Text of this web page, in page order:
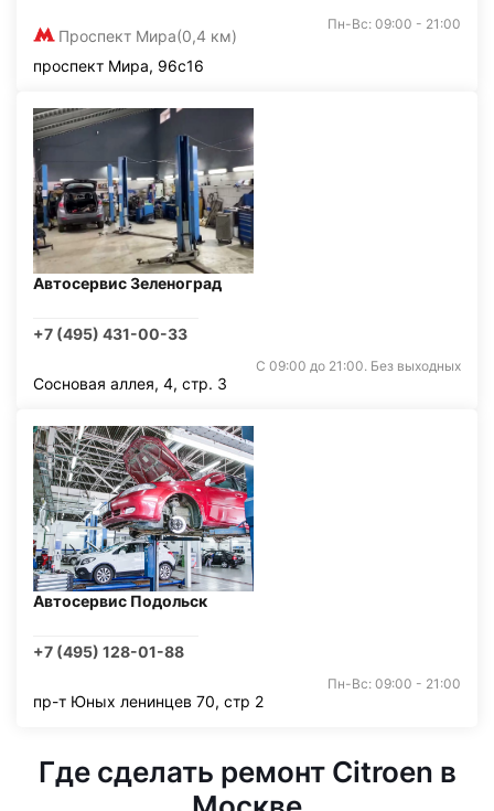
Проспект Мира(0,4 км)
Пн-Вс: 09:00 - 21:00
проспект Мира, 96с16
Автосервис Зеленоград
+7 (495) 431-00-33
С 09:00 до 21:00. Без выходных
Сосновая аллея, 4, стр. 3
Автосервис Подольск
+7 (495) 128-01-88
Пн-Вс: 09:00 - 21:00
пр-т Юных ленинцев 70, стр 2
Где сделать ремонт Citroen в